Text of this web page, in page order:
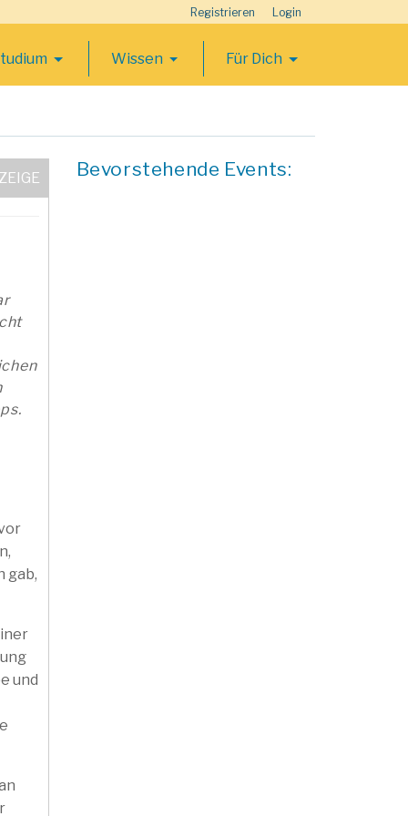
Registrieren Login
Wissen Für Dich
gab,
und
Bevorstehende Events: